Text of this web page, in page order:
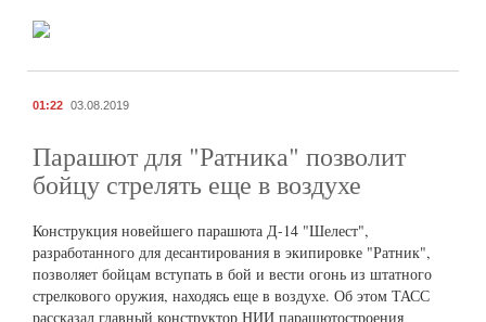
01:22 03.08.2019
Парашют для "Ратника" позволит
бойцу стрелять еще в воздухе
Конструкция новейшего парашюта Д-14 "Шелест",
разработанного для десантирования в экипировке "Ратник",
позволяет бойцам вступать в бой и вести огонь из штатного
стрелкового оружия, находясь еще в воздухе. Об этом ТАСС
рассказал главный конструктор НИИ парашютостроения